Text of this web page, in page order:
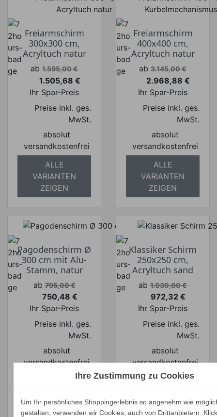
Freiarmschirm
300x300 cm,
Acryltuch natur
Verkaufspreis
ab 1.595,00 €
Preis
1.505,68 €
Ihr Spar-Preis
Preise inkl. ges.
MwSt.
absolut
versandkostenfrei
ALLE
VARIANTEN
ZEIGEN
Freiarmschirm
400x400 cm,
Acryltuch natur
Verkaufspreis
ab 3.145,00 €
Preis
2.968,88 €
Ihr Spar-Preis
Preise inkl. ges.
MwSt.
absolut
versandkostenfrei
ALLE
VARIANTEN
ZEIGEN
Pagodenschirm Ø
300 cm mit Alu-
Stamm, natur
Verkaufspreis
ab 795,00 €
Preis
750,48 €
Ihr Spar-Preis
Preise inkl. ges.
MwSt.
absolut
versandkostenfrei
ZEIGEN
Klassiker Schirm
250x250 cm,
Acryltuch sand
Verkaufspreis
ab 1.030,00 €
Preis
972,32 €
Ihr Spar-Preis
Preise inkl. ges.
MwSt.
absolut
versandkostenfrei
ALLE
ZEIGEN
Ihre Zustimmung zu Cookies
Um Ihr persönliches Shoppingerlebnis so angenehm wie
gestalten, verwenden wir Cookies, auch von Drittanbietern.